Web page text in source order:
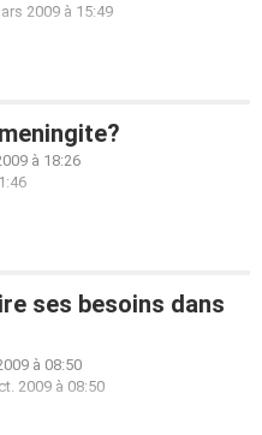
2009 à 15:49
à 18:26
ses besoins dans
à 08:50
2009 à 08:50